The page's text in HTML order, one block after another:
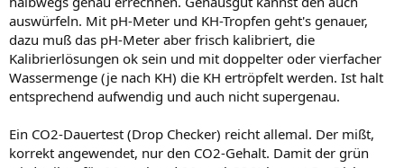
auswürfeln. Mit pH-Meter und KH-Tropfen geht's genauer,
dazu muß das pH-Meter aber frisch kalibriert, die
Kalibrierlösungen ok sein und mit doppelter oder vierfacher
Wassermenge (je nach KH) die KH ertröpfelt werden. Ist halt
entsprechend aufwendig und auch nicht supergenau.
Ein CO2-Dauertest (Drop Checker) reicht allemal. Der mißt,
korrekt angewendet, nur den CO2-Gehalt. Damit der grün